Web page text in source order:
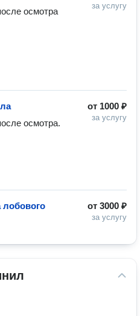
за услугу
осмотра
от 1000 ₽
за услугу
осмотра.
от 3000 ₽
за услугу
лобового